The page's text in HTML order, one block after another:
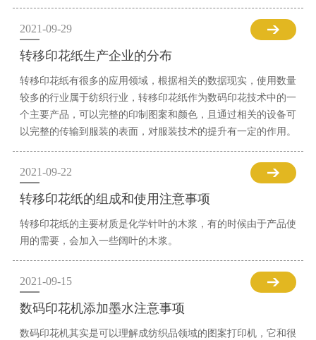
2021-09-29
转移印花纸生产企业的分布
转移印花纸有很多的应用领域，根据相关的数据现实，使用数量
较多的行业属于纺织行业，转移印花纸作为数码印花技术中的一
个主要产品，可以完整的印制图案和颜色，且通过相关的设备可
以完整的传输到服装的表面，对服装技术的提升有一定的作用。
2021-09-22
转移印花纸的组成和使用注意事项
转移印花纸的主要材质是化学针叶的木浆，有的时候由于产品使
用的需要，会加入一些阔叶的木浆。
2021-09-15
数码印花机添加墨水注意事项
数码印花机其实是可以理解成纺织品领域的图案打印机，它和很